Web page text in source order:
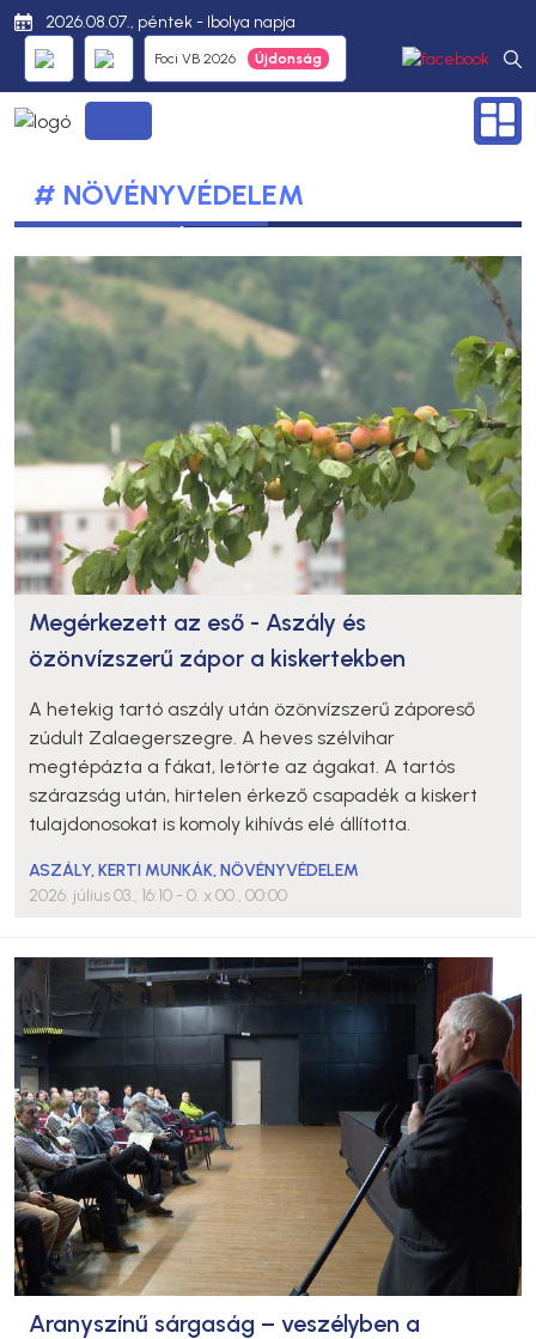
2026.08.07., péntek - Ibolya napja
Foci VB 2026
# NÖVÉNYVÉDELEM
Megérkezett az eső - Aszály és
özönvízszerű zápor a kiskertekben
A hetekig tartó aszály után özönvízszerű záporeső
zúdult Zalaegerszegre. A heves szélvihar
megtépázta a fákat, letörte az ágakat. A tartós
szárazság után, hirtelen érkező csapadék a kiskert
tulajdonosokat is komoly kihívás elé állította.
ASZÁLY,KERTI MUNKÁK,NÖVÉNYVÉDELEM
2026. július 03., 16:10 - 0. x 00., 00:00
Aranyszínű sárgaság – veszélyben a